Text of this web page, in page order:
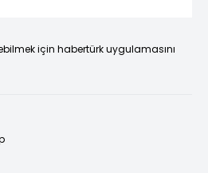
için habertürk uygulamasını